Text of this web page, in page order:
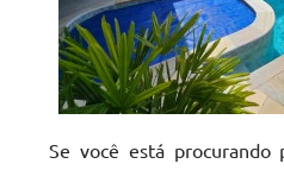
Se você está